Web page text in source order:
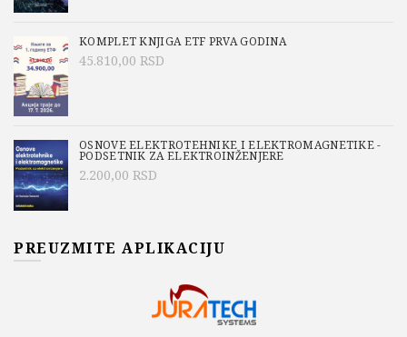
KOMPLET KNJIGA ETF PRVA GODINA
45.810,00 RSD
OSNOVE ELEKTROTEHNIKE I ELEKTROMAGNETIKE -
PODSETNIK ZA ELEKTROINŽENJERE
2.200,00 RSD
PREUZMITE APLIKACIJU